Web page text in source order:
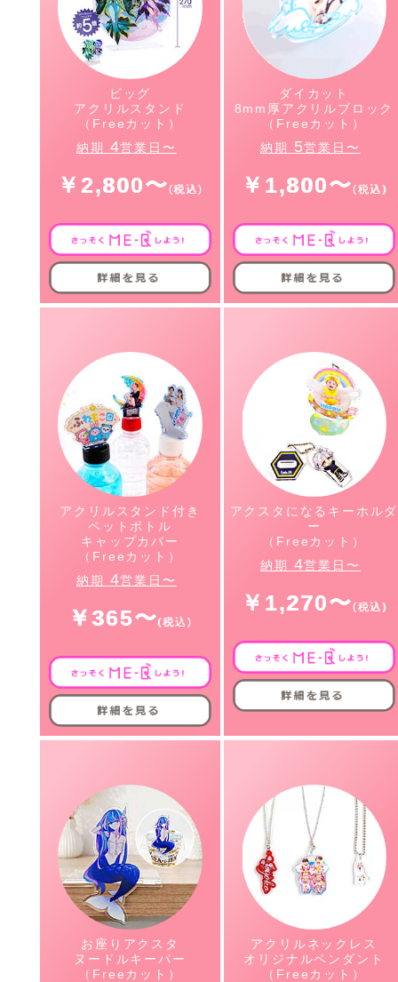
ビッグ
アクリルスタンド
（Freeカット）
納期 4営業日〜
￥2,800〜
ダイカット
8mm厚アクリルブロック
（Freeカット）
納期 5営業日〜
￥1,800〜
アクリルスタンド付き
ペットボトル
キャップカバー
（Freeカット）
納期 4営業日〜
￥365〜
アクスタになるキーホルダ
ー
（Freeカット）
納期 4営業日〜
￥1,270〜
お座りアクスタ
ヌードルキーパー
（Freeカット）
アクリルネックレス
オリジナルペンダント
（Freeカット）